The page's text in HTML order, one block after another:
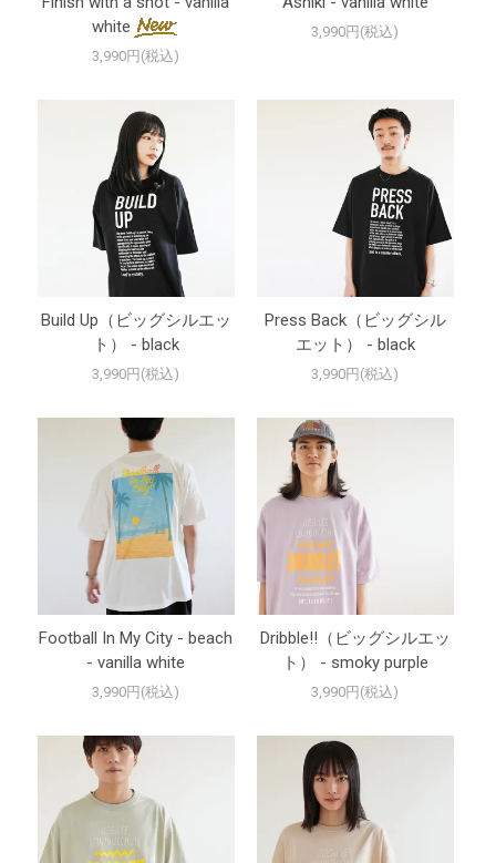
white
3,990円(税込)
3,990円(税込)
Build Up（ビッグシルエッ
ト） - black
3,990円(税込)
Press Back（ビッグシル
エット） - black
3,990円(税込)
Football In My City - beach
- vanilla white
3,990円(税込)
Dribble!!（ビッグシルエッ
ト） - smoky purple
3,990円(税込)